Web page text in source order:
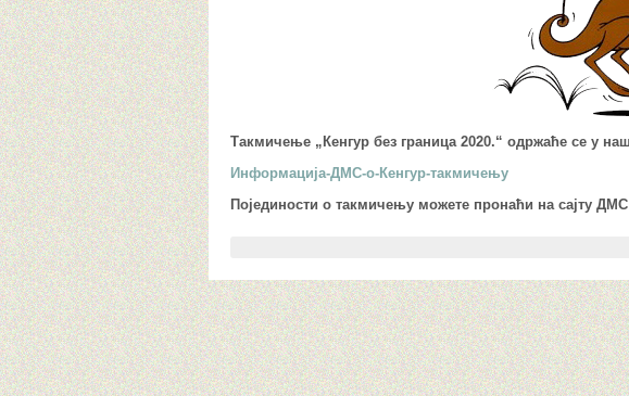
Такмичење „Кенгур без граница 2020.“ одржаће се у
Информација-ДМС-о-Кенгур-такмичењу
Појединости о такмичењу можете пронаћи на сајту ДМС